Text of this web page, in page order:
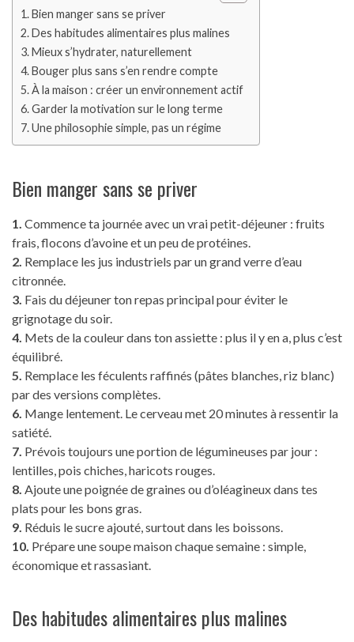
Bien manger sans se priver
Des habitudes alimentaires plus malines
Mieux s’hydrater, naturellement
Bouger plus sans s’en rendre compte
À la maison : créer un environnement actif
Garder la motivation sur le long terme
Une philosophie simple, pas un régime
Bien manger sans se priver
1. Commence ta journée avec un vrai petit-déjeuner : fruits
frais, flocons d’avoine et un peu de protéines.
2. Remplace les jus industriels par un grand verre d’eau
citronnée.
3. Fais du déjeuner ton repas principal pour éviter le
grignotage du soir.
4. Mets de la couleur dans ton assiette : plus il y en a, plus c’est
équilibré.
5. Remplace les féculents raffinés (pâtes blanches, riz blanc)
par des versions complètes.
6. Mange lentement. Le cerveau met 20 minutes à ressentir la
satiété.
7. Prévois toujours une portion de légumineuses par jour :
lentilles, pois chiches, haricots rouges.
8. Ajoute une poignée de graines ou d’oléagineux dans tes
plats pour les bons gras.
9. Réduis le sucre ajouté, surtout dans les boissons.
10. Prépare une soupe maison chaque semaine : simple,
économique et rassasiant.
Des habitudes alimentaires plus malines